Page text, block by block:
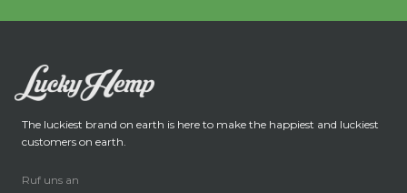
The luckiest brand on earth is here to make the happiest and luckiest
customers on earth.
Ruf uns an